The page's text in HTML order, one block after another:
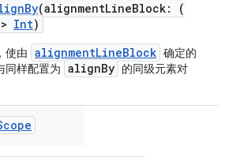
(alignmentLineBlock: (
Int)
使由 alignmentLineBlock 确定的
同样配置为 alignBy 的同级元素对